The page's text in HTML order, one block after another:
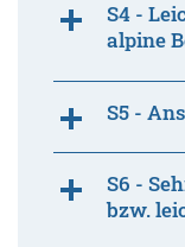
S4 -
alpine
S5 -
S6 -
bzw.